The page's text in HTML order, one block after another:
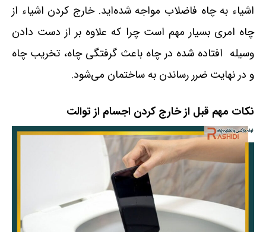
اشیاء به چاه فاضلاب مواجه شده‌اید. خارج کردن اشیاء از
چاه امری بسیار مهم است چرا که علاوه بر از دست دادن
وسیله افتاده شده در چاه باعث گرفتگی چاه، تخریب چاه
و در نهایت ضرر رساندن به ساختمان می‌شود.
نکات مهم قبل از خارج کردن اجسام از توالت